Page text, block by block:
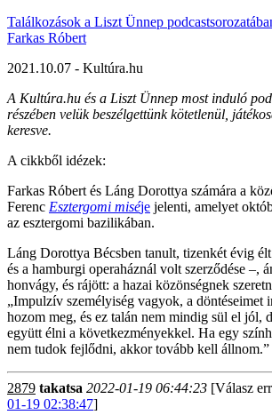
Találkozások a Liszt Ünnep
Farkas Róbert
2021.10.07 - Kultúra.hu
A Kultúra.hu és a Liszt Ünnep most induló
részében velük beszélgettünk kötetlenül,
keresve.
A cikkből idézek:
Farkas Róbert és Láng Dorottya számára a
Ferenc Esztergomi miséje jelenti, amelyet
az esztergomi bazilikában.
Láng Dorottya Bécsben tanult, tizenkét évig
és a hamburgi operaháznál volt szerződése –,
honvágy, és rájött: a hazai közönségnek
„Impulzív személyiség vagyok, a döntéseimet
hozom meg, és ez talán nem mindig sül el jól,
együtt élni a következményekkel. Ha egy
nem tudok fejlődni, akkor tovább kell állnom.”
2879 takatsa 2022-01-19 06:44:23 [Válasz
01-19 02:38:47]